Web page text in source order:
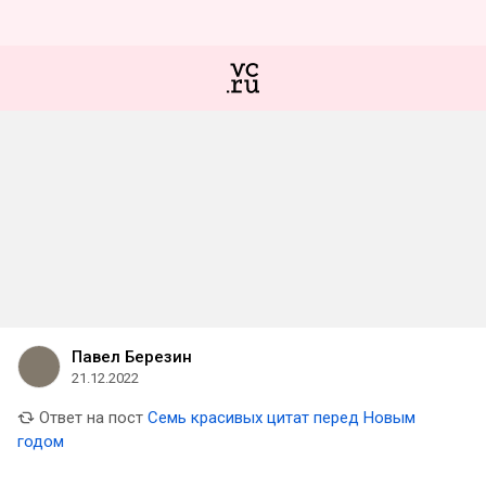
Павел Березин
21.12.2022
Ответ на пост Семь красивых цитат перед Новым
годом